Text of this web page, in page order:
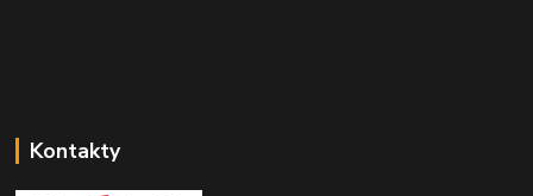
Kontakty